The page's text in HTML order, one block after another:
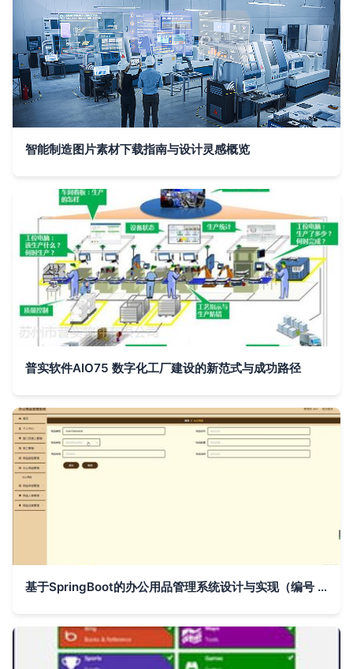
智能制造图片素材下载指南与设计灵感概览
普实软件AIO75 数字化工厂建设的新范式与成功路径
基于SpringBoot的办公用品管理系统设计与实现（编号 y758m）——计算机毕业设计全案